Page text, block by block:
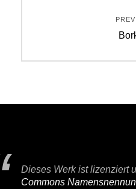
Dieses Werk ist lizenziert
Commons